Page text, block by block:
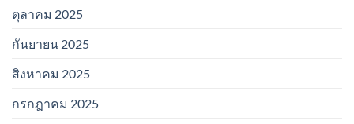
ตุลาคม 2025
กันยายน 2025
สิงหาคม 2025
กรกฎาคม 2025